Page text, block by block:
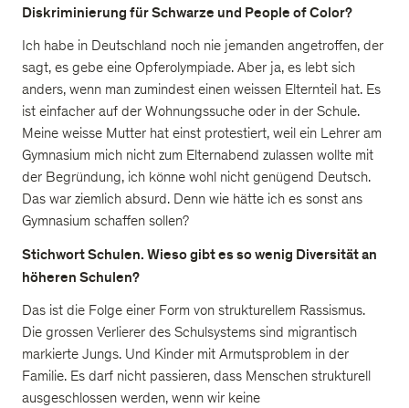
Diskriminierung für Schwarze und People of Color?
Ich habe in Deutschland noch nie jemanden angetroffen, der
sagt, es gebe eine Opferolympiade. Aber ja, es lebt sich
anders, wenn man zumindest einen weissen Elternteil hat. Es
ist einfacher auf der Wohnungssuche oder in der Schule.
Meine weisse Mutter hat einst protestiert, weil ein Lehrer am
Gymnasium mich nicht zum Elternabend zulassen wollte mit
der Begründung, ich könne wohl nicht genügend Deutsch.
Das war ziemlich absurd. Denn wie hätte ich es sonst ans
Gymnasium schaffen sollen?
Stichwort Schulen. Wieso gibt es so wenig Diversität an
höheren Schulen?
Das ist die Folge einer Form von strukturellem Rassismus.
Die grossen Verlierer des Schulsystems sind migrantisch
markierte Jungs. Und Kinder mit Armutsproblem in der
Familie. Es darf nicht passieren, dass Menschen strukturell
ausgeschlossen werden, wenn wir keine